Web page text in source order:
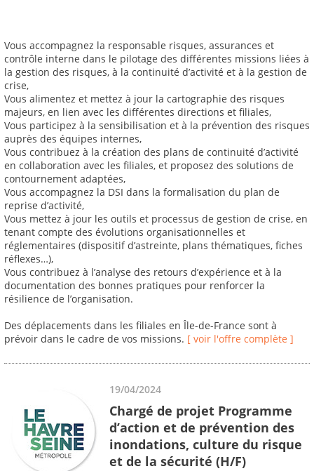
Vous accompagnez la responsable risques, assurances et
contrôle interne dans le pilotage des différentes missions liées à
la gestion des risques, à la continuité d’activité et à la gestion de
crise,
Vous alimentez et mettez à jour la cartographie des risques
majeurs, en lien avec les différentes directions et filiales,
Vous participez à la sensibilisation et à la prévention des risques
auprès des équipes internes,
Vous contribuez à la création des plans de continuité d’activité
en collaboration avec les filiales, et proposez des solutions de
contournement adaptées,
Vous accompagnez la DSI dans la formalisation du plan de
reprise d’activité,
Vous mettez à jour les outils et processus de gestion de crise, en
tenant compte des évolutions organisationnelles et
réglementaires (dispositif d’astreinte, plans thématiques, fiches
réflexes…),
Vous contribuez à l’analyse des retours d’expérience et à la
documentation des bonnes pratiques pour renforcer la
résilience de l’organisation.
Des déplacements dans les filiales en Île-de-France sont à
prévoir dans le cadre de vos missions. [ voir l'offre complète ]
19/04/2024
Chargé de projet Programme
d’action et de prévention des
inondations, culture du risque
et de la sécurité (H/F)